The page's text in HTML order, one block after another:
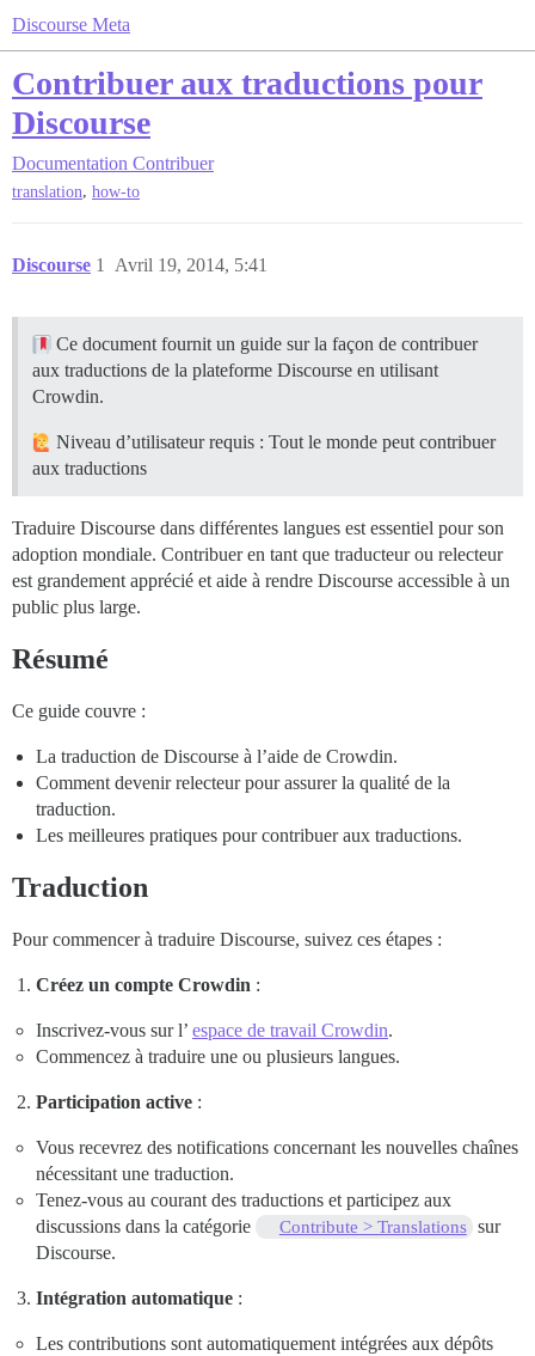
Discourse Meta
Contribuer aux traductions pour
Discourse
Documentation Contribuer
translation, how-to
Discourse Avril 19, 2014, 5:41
1
Ce document fournit un guide sur la façon de contribuer
aux traductions de la plateforme Discourse en utilisant
Crowdin.
Niveau d’utilisateur requis : Tout le monde peut contribuer
aux traductions
Traduire Discourse dans différentes langues est essentiel pour son
adoption mondiale. Contribuer en tant que traducteur ou relecteur
est grandement apprécié et aide à rendre Discourse accessible à un
public plus large.
Résumé
Ce guide couvre :
La traduction de Discourse à l’aide de Crowdin.
Comment devenir relecteur pour assurer la qualité de la
traduction.
Les meilleures pratiques pour contribuer aux traductions.
Traduction
Pour commencer à traduire Discourse, suivez ces étapes :
Créez un compte Crowdin :
Inscrivez-vous sur l’ espace de travail Crowdin.
Commencez à traduire une ou plusieurs langues.
Participation active :
Vous recevrez des notifications concernant les nouvelles chaînes
nécessitant une traduction.
Tenez-vous au courant des traductions et participez aux
discussions dans la catégorie
Contribute > Translations sur
Discourse.
Intégration automatique :
Les contributions sont automatiquement intégrées aux dépôts